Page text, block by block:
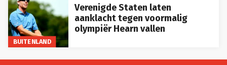
BUITENLAND
Verenigde Staten laten
aanklacht tegen voormalig
olympiër Hearn vallen